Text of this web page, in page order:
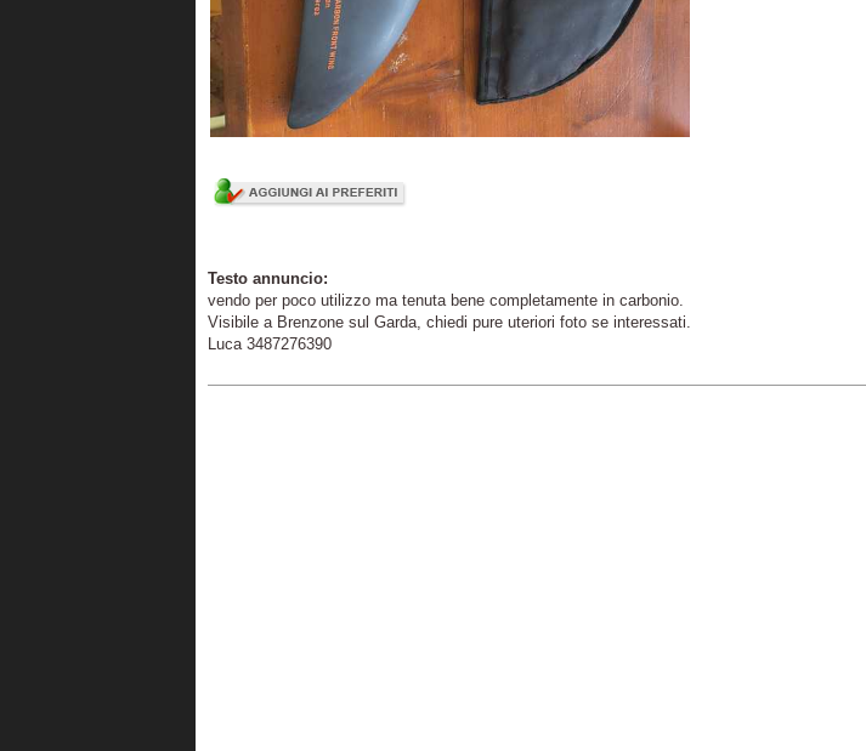
Testo annuncio:
vendo per poco utilizzo ma tenuta bene completamente in carbonio.
Visibile a Brenzone sul Garda, chiedi pure uteriori foto se interessati.
Luca 3487276390